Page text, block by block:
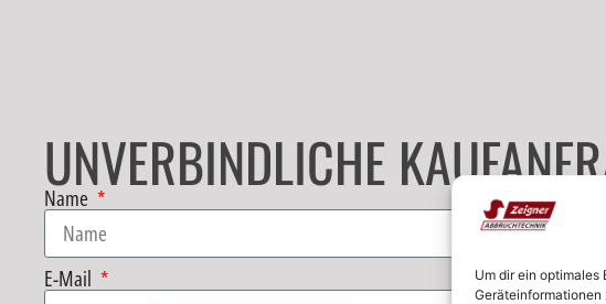
Um dir ein
Geräteinformationen
UNVERBINDLICHE
Name
E-Mail